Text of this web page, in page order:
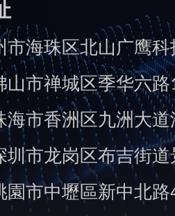
市海珠区北山广鹰科
山市禅城区季华六路
海市香洲区九洲大道
圳市龙岗区布吉街
園市中壢區新中北路